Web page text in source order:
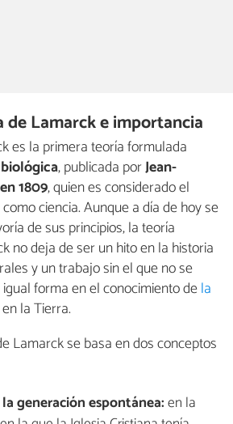
de Lamarck e importancia
es la primera teoría formulada
, publicada porJean-
1809, quien es considerado el
ciencia. Aunque a día de hoy se
de sus principios, la teoría
no deja de ser un hito en la historia
y un trabajo sin el que no se
forma en el conocimiento dela
la Tierra.
Lamarck se basa en dos conceptos
generación espontánea:en la